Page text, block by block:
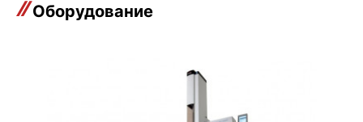
Оборудование